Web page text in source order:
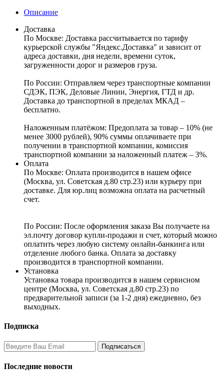
Описание
Доставка
По Москве: Доставка рассчитывается по тарифу
курьерской службы "Яндекс.Доставка" и зависит от
адреса доставки, дня недели, времени суток,
загруженности дорог и размеров груза.
По России: Отправляем через транспортные компании
СДЭК, ПЭК, Деловые Линии, Энергия, ГТД и др.
Доставка до транспортной в пределах МКАД –
бесплатно.
Наложенным платёжом: Предоплата за товар – 10% (не
менее 3000 рублей), 90% суммы оплачиваете при
получении в транспортной компании, комиссия
транспортной компании за наложенный платеж – 3%.
Оплата
По Москве: Оплата производится в нашем офисе
(Москва, ул. Советская д.80 стр.23) или курьеру при
доставке. Для юр.лиц возможна оплата на расчетный
счет.
По России: После оформления заказа Вы получаете на
эл.почту договор купли-продажи и счет, который можно
оплатить через любую систему онлайн-банкинга или
отделение любого банка. Оплата за доставку
производится в транспортной компании.
Установка
Установка товара производится в нашем сервисном
центре (Москва, ул. Советская д.80 стр.23) по
предварительной записи (за 1-2 дня) ежедневно, без
выходных.
Подписка
Последние новости